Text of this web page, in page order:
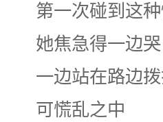
第一次碰到 这
她焦急得一边哭
一边站在路边
可慌乱之中